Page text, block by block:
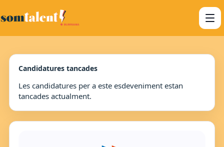
Candidatures tancades
Les candidatures per a este esdeveniment estan
tancades actualment.